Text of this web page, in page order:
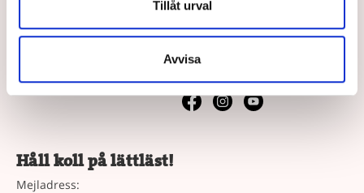
Tillåt urval
Avvisa
Vår syn på lättläst
Följ oss
Håll koll på lättläst!
Mejladress: